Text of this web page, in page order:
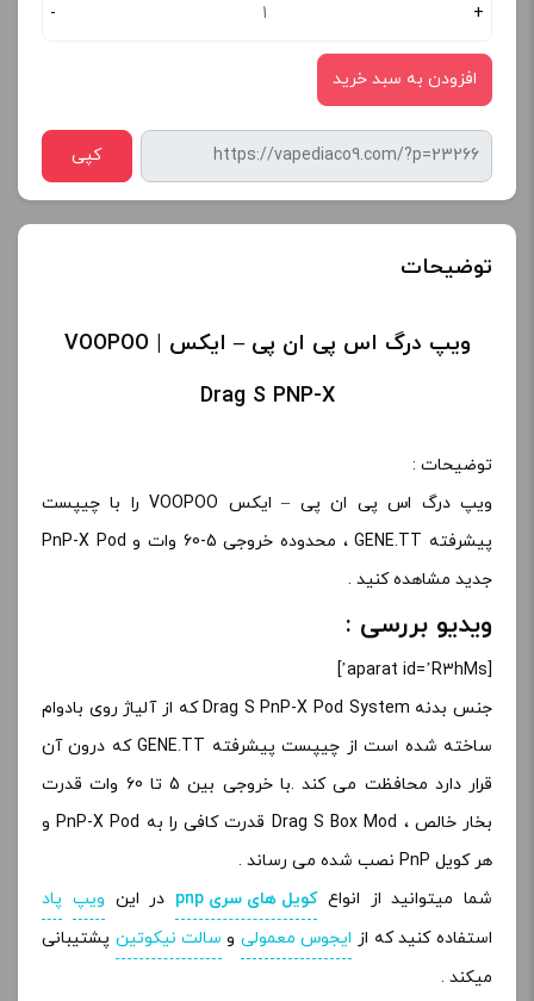
- +
افزودن به سبد خرید
کپی
توضیحات
ویپ درگ اس پی ان پی – ایکس | VOOPOO
Drag S PNP-X
توضیحات :
ویپ درگ اس پی ان پی – ایکس VOOPOO را با چیپست
پیشرفته GENE.TT ، محدوده خروجی 5-60 وات و PnP-X Pod
جدید مشاهده کنید .
ویدیو بررسی :
[aparat id=’R3hMs’]
جنس بدنه Drag S PnP-X Pod System که از آلیاژ روی بادوام
ساخته شده است از چیپست پیشرفته GENE.TT که درون آن
قرار دارد محافظت می کند .با خروجی بین 5 تا 60 وات قدرت
بخار خالص ، Drag S Box Mod قدرت کافی را به PnP-X Pod و
هر کویل PnP نصب شده می رساند .
شما میتوانید از انواعکویل های سری pnp در این ویپ پاد
استفاده کنید که از ایجوس معمولیو سالت نیکوتین پشتیبانی
میکند .